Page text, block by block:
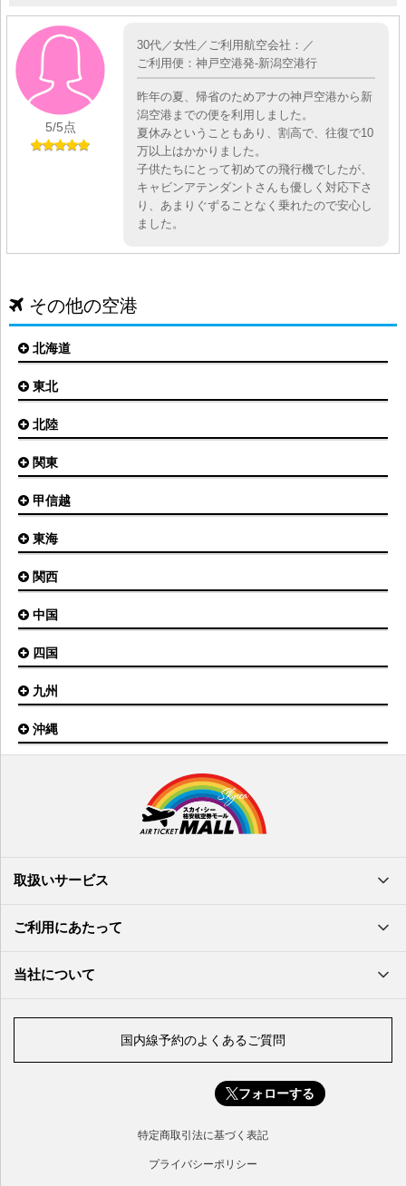
5/5点
30代／女性／ご利用航空会社：／
ご利用便：神戸空港発-新潟空港行
昨年の夏、帰省のためアナの神戸空港から新
潟空港までの便を利用しました。
夏休みということもあり、割高で、往復で10
万以上はかかりました。
子供たちにとって初めての飛行機でしたが、
キャビンアテンダントさんも優しく対応下さ
り、あまりぐずることなく乗れたので安心し
ました。
その他の空港
北海道
札幌(新千歳)空港
旭川空港
オホーツク紋別空港
釧路空港
稚内空港
とかち帯広空港
根室中標津空港
奥尻空港
利尻空港
東北
仙台空港
青森空港
三沢空港
福島空港
大館能代空港
庄内空港
山形空港
北陸
小松空港
能登空港
関東
東京(羽田)空港
茨城空港
八丈島空港
甲信越
新潟空港
東海
名古屋(中部)空港
静岡空港
関西
大阪(伊丹)空港
神戸空港
南紀白浜空港
但馬空港
中国
広島空港
山口宇部空港
出雲空港
米子空港
四国
松山空港
徳島空港
九州
福岡空港
鹿児島空港
北九州空港
奄美大島空港
徳之島空港
喜界島空港
沖縄
南大東空港
多良間空港
取扱いサービス
ご利用にあたって
当社について
国内線予約のよくあるご質問
フォローする
特定商取引法に基づく表記
プライバシーポリシー